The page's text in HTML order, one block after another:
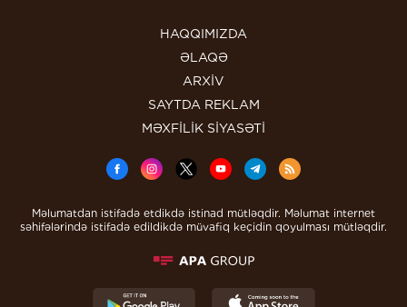
HAQQIMIZDA
ƏLAQƏ
ARXİV
SAYTDA REKLAM
MƏXFİLİK SİYASƏTİ
Məlumatdan istifadə etdikdə istinad mütləqdir. Məlumat internet
səhifələrində istifadə edildikdə müvafiq keçidin qoyulması mütləqdir.